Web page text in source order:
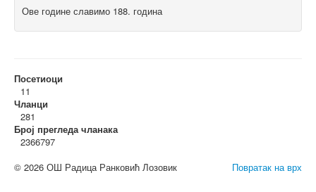
Ове године славимо 188. година
Посетиоци
11
Чланци
281
Број прегледа чланака
2366797
Повратак на врх
© 2026 ОШ Радица Ранковић Лозовик